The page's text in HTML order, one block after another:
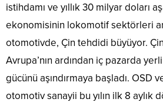
istihdamı ve yıllık 30 milyar doları
ekonomisinin lokomotif sektörleri
otomotivde, Çin tehdidi büyüyor.
Avrupa’nın ardından iç pazarda
gücünü aşındırmaya başladı. OSD
otomotiv sanayii bu yılın ilk 8 aylık